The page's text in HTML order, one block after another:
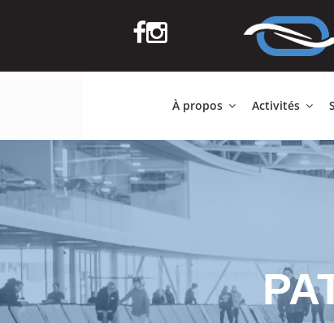
À propos Activités